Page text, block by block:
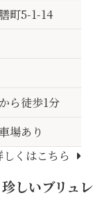
町5-1-14
ら徒歩1分
場あり
しくはこちら
しいブリュレ